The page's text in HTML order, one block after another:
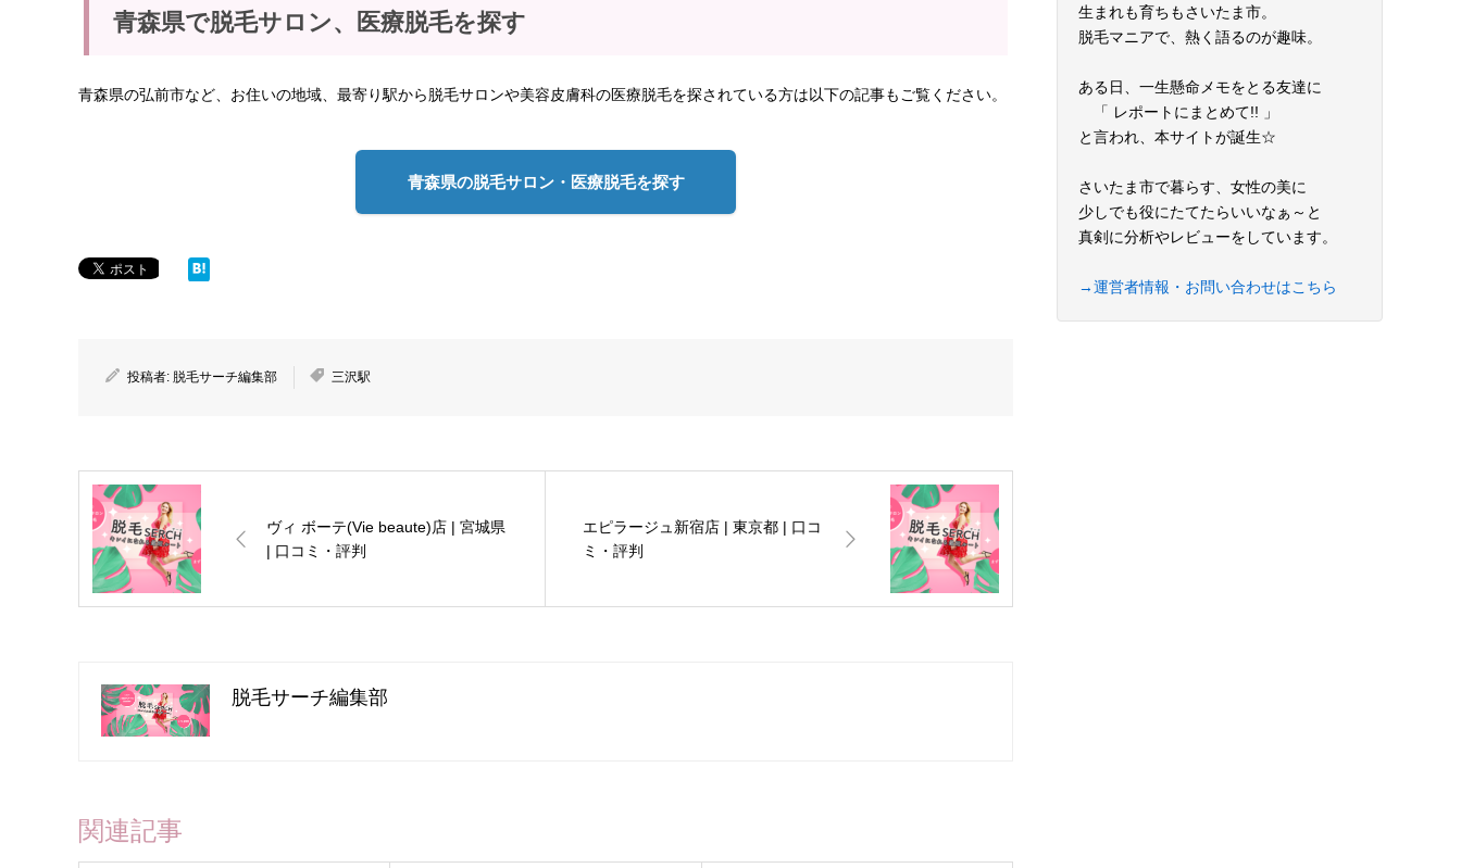
青森県で脱毛サロン、医療脱毛を探す
青森県の弘前市など、お住いの地域、最寄り駅から脱毛サロンや美容皮膚科の医療脱毛を探されている方は以下の記事もご覧ください。
青森県の脱毛サロン・医療脱毛を探す
投稿者: 脱毛サーチ編集部 三沢駅
ヴィ ボーテ(Vie beaute)店 | 宮城県
| 口コミ・評判
エピラージュ新宿店 | 東京都 | 口コ
ミ・評判
脱毛サーチ編集部
関連記事
生まれも育ちもさいたま市。
脱毛マニアで、熱く語るのが趣味。
ある日、一生懸命メモをとる友達に
「 レポートにまとめて!! 」
と言われ、本サイトが誕生☆
さいたま市で暮らす、女性の美に
少しでも役にたてたらいいなぁ～と
真剣に分析やレビューをしています。
→運営者情報・お問い合わせはこちら